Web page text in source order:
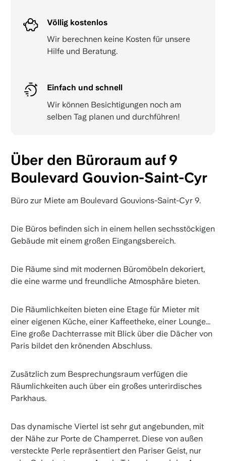
Völlig kostenlos
Wir berechnen keine Kosten für unsere
Hilfe und Beratung.
Einfach und schnell
Wir können Besichtigungen noch am
selben Tag planen und durchführen!
Über den Büroraum auf 9
Boulevard Gouvion-Saint-Cyr
Büro zur Miete am Boulevard Gouvions-Saint-Cyr 9.
Die Büros befinden sich in einem hellen sechsstöckigen
Gebäude mit einem großen Eingangsbereich.
Die Räume sind mit modernen Büromöbeln dekoriert,
die eine warme und freundliche Atmosphäre bieten.
Die Räumlichkeiten bieten eine Etage für Mieter mit
einer eigenen Küche, einer Kaffeetheke, einer Lounge...
Eine große Dachterrasse mit Blick über die Dächer von
Paris bildet den krönenden Abschluss.
Zusätzlich zum Besprechungsraum verfügen die
Räumlichkeiten auch über ein großes unterirdisches
Parkhaus.
Das dynamische Viertel ist sehr gut angebunden, mit
der Nähe zur Porte de Champerret. Diese von außen
versteckte Perle repräsentiert den Pariser Geist, nur